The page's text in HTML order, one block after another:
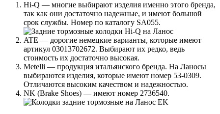
Hi-Q — многие выбирают изделия именно этого бренда,
так как они достаточно надежные, и имеют большой
срок службы. Номер по каталогу SA055.
ATE — дорогие немецкие варианты, которые имеют
артикул 03013702672. Выбирают их редко, ведь
стоимость их достаточно высокая.
Metelli — продукция итальянского бренда. На Ланосы
выбираются изделия, которые имеют номер 53-0309.
Отличаются высоким качеством и надежностью.
NK (Brake Shoes) — имеют номер 2736540.